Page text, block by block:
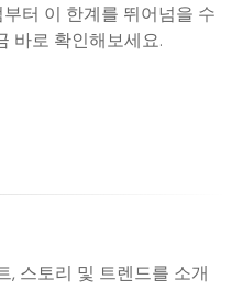
터 이 한계를 뛰어넘을 수
바로 확인해보세요.
, 스토리 및 트렌드를 소개